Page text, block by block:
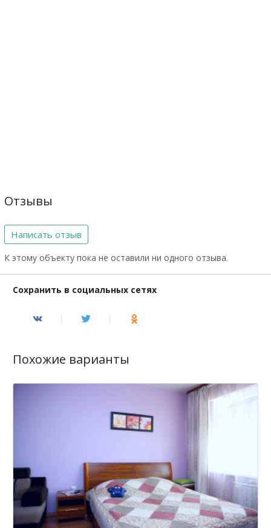
Отзывы
Написать отзыв
К этому объекту пока не оставили ни одного отзыва.
Сохранить в социальных сетях
Похожие варианты